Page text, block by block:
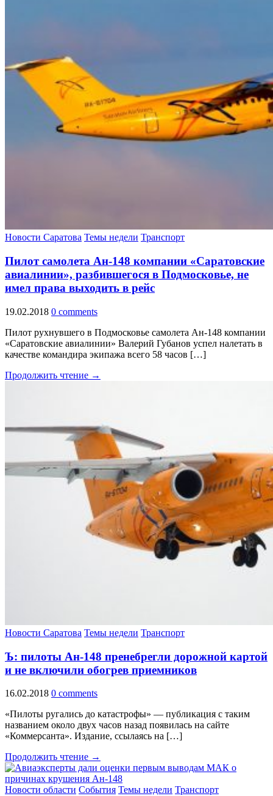
Новости Саратова Темы недели Транспорт
Пилот самолета Ан-148 компании «Саратовские
авиалинии», разбившегося в Подмосковье, не
имел права выходить в рейс
19.02.2018 0 comments
Пилот рухнувшего в Подмосковье самолета Ан-148 компании
«Саратовские авиалинии» Валерий Губанов успел налетать в
качестве командира экипажа всего 58 часов […]
Продолжить чтение →
Новости Саратова Темы недели Транспорт
Ъ: пилоты Ан-148 пренебрегли дорожной картой
и не включили обогрев приемников
16.02.2018 0 comments
«Пилоты ругались до катастрофы» — публикация с таким
названием около двух часов назад появилась на сайте
«Коммерсанта». Издание, ссылаясь на […]
Продолжить чтение →
Новости области События Темы недели Транспорт